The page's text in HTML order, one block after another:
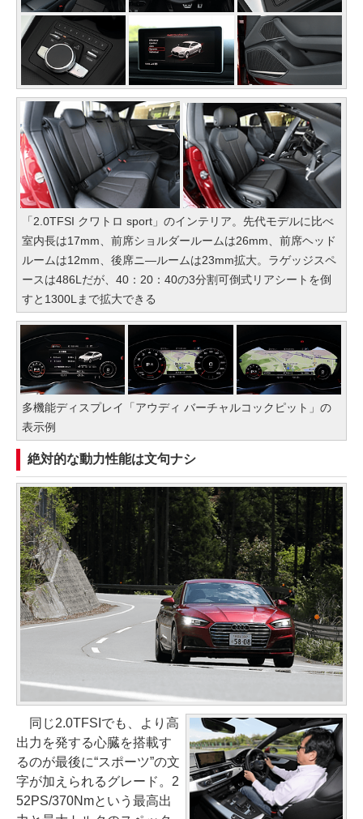
「2.0TFSI クワトロ sport」のインテリア。先代モデルに比べ
室内長は17mm、前席ショルダールームは26mm、前席ヘッド
ルームは12mm、後席ニ―ルームは23mm拡大。ラゲッジスペ
ースは486Lだが、40：20：40の3分割可倒式リアシートを倒
すと1300Lまで拡大できる
多機能ディスプレイ「アウディ バーチャルコックピット」の
表示例
絶対的な動力性能は文句ナシ
同じ2.0TFSIでも、より高
出力を発する心臓を搭載す
るのが最後に“スポーツ”の文
字が加えられるグレード。2
52PS/370Nmという最高出